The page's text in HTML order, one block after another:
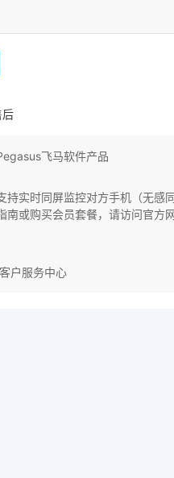
后
飞马软件产品
持实时同屏监控对方手机（无感
南或购买会员套餐，请访问官方
户服务中心